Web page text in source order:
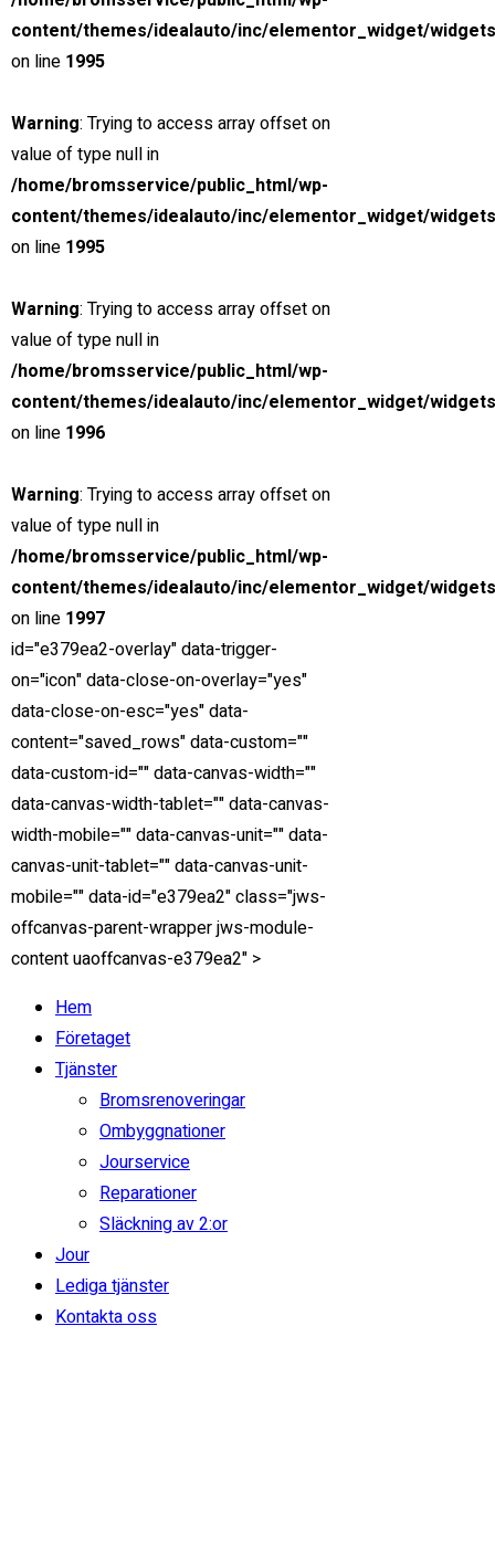
content/themes/idealauto/inc/elementor_widget/
on line 1995
Warning: Trying to access array offset on
value of type null in
/home/bromsservice/public_html/wp-
content/themes/idealauto/inc/elementor_widget/
on line 1995
Warning: Trying to access array offset on
value of type null in
/home/bromsservice/public_html/wp-
content/themes/idealauto/inc/elementor_widget/
on line 1996
Warning: Trying to access array offset on
value of type null in
/home/bromsservice/public_html/wp-
content/themes/idealauto/inc/elementor_widget/
on line 1997
id="e379ea2-overlay" data-trigger-
on="icon" data-close-on-overlay="yes"
data-close-on-esc="yes" data-
content="saved_rows" data-custom=""
data-custom-id="" data-canvas-width=""
data-canvas-width-tablet="" data-canvas-
width-mobile="" data-canvas-unit="" data-
canvas-unit-tablet="" data-canvas-unit-
mobile="" data-id="e379ea2" class="jws-
offcanvas-parent-wrapper jws-module-
content uaoffcanvas-e379ea2" >
Hem
Företaget
Tjänster
Bromsrenoveringar
Ombyggnationer
Jourservice
Reparationer
Släckning av 2:or
Jour
Lediga tjänster
Kontakta oss
Ombyggnad
Om oss
Boka tid
Kontakt
Lediga tjänster
Hitta oss
Integritetspolicy